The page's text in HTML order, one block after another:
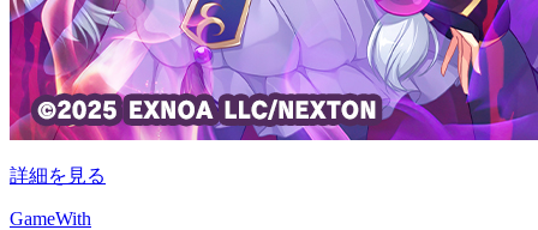
詳細を見る
GameWith